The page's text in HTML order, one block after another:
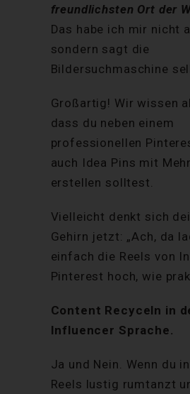
freundlichsten Ort der
Das habe ich mir nicht
sondern sagt die
Bildersuchmaschine
Großartig! Wir wissen
dass du neben einem
professionellen
auch Idea Pins mit
erstellen solltest.
Vielleicht denkt sich
Gehirn jetzt: „Ach, da
einfach die Reels von
Pinterest hoch, wie
Content Recyceln in
Influencer Sprache.
Ja und Nein. Wenn du
Reels lustig rumtanzt